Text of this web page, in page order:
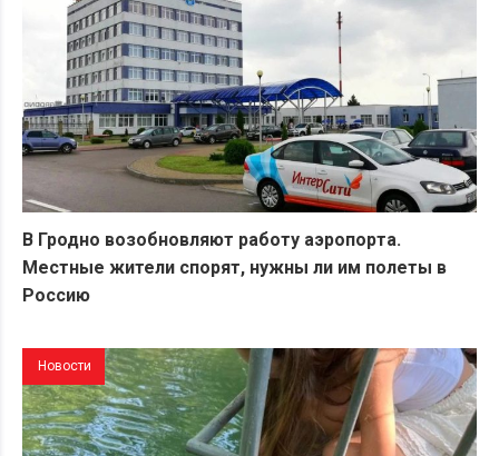
В Гродно возобновляют работу аэропорта.
Местные жители спорят, нужны ли им полеты в
Россию
Новости